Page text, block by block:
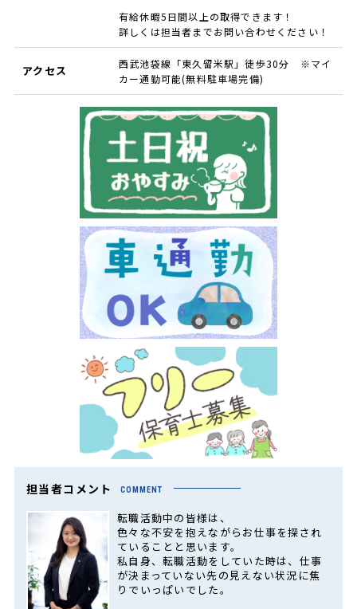
有給休暇5日間以上の取得できます！
詳しくは担当者までお問い合わせください！
アクセス
西武池袋線「東久留米駅」徒歩30分 ※マイ
カー通勤可能(無料駐車場完備)
担当者コメント COMMENT
転職活動中の皆様は、
色々な不安を抱えながらお仕事を探され
ていることと思います。
私自身、転職活動をしていた時は、仕事
が決まっていない先の見えない状況に焦
りでいっぱいでした。